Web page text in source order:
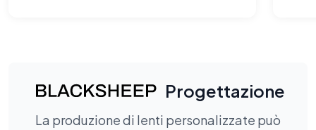
Progettazione
La produzione di lenti personalizzate può